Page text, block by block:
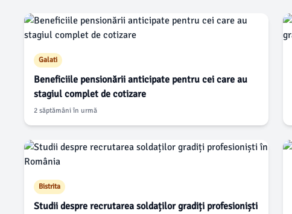
Galati
Beneficiile pensionării anticipate pentru cei care au
stagiul complet de cotizare
2 săptămâni în urmă
Bistrita
Studii despre recrutarea soldaților gradiți profesioniști